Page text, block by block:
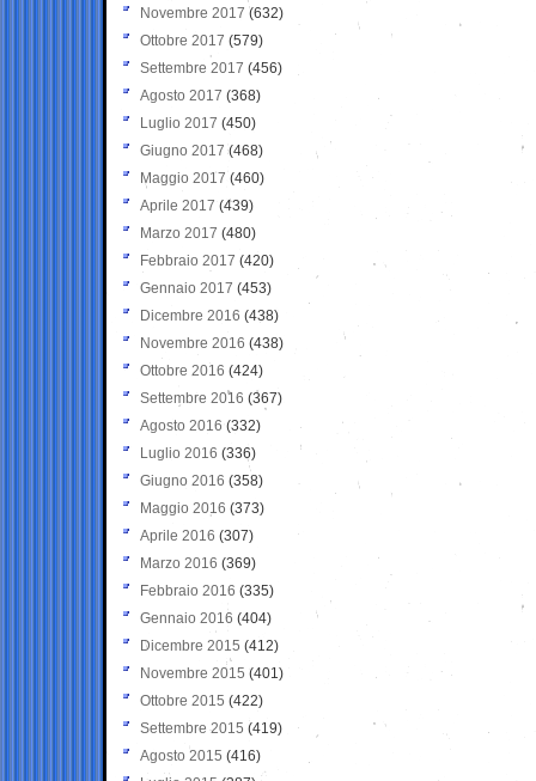
Novembre 2017 (632)
Ottobre 2017 (579)
Settembre 2017 (456)
Agosto 2017 (368)
Luglio 2017 (450)
Giugno 2017 (468)
Maggio 2017 (460)
Aprile 2017 (439)
Marzo 2017 (480)
Febbraio 2017 (420)
Gennaio 2017 (453)
Dicembre 2016 (438)
Novembre 2016 (438)
Ottobre 2016 (424)
Settembre 2016 (367)
Agosto 2016 (332)
Luglio 2016 (336)
Giugno 2016 (358)
Maggio 2016 (373)
Aprile 2016 (307)
Marzo 2016 (369)
Febbraio 2016 (335)
Gennaio 2016 (404)
Dicembre 2015 (412)
Novembre 2015 (401)
Ottobre 2015 (422)
Settembre 2015 (419)
Agosto 2015 (416)